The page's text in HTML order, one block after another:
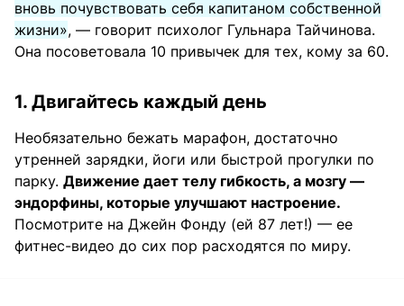
вновь почувствовать себя капитаном собственной
жизни», — говорит психолог Гульнара Тайчинова.
Она посоветовала 10 привычек для тех, кому за 60.
1. Двигайтесь каждый день
Необязательно бежать марафон, достаточно
утренней зарядки, йоги или быстрой прогулки по
парку. Движение дает телу гибкость, а мозгу —
эндорфины, которые улучшают настроение.
Посмотрите на Джейн Фонду (ей 87 лет!) — ее
фитнес-видео до сих пор расходятся по миру.